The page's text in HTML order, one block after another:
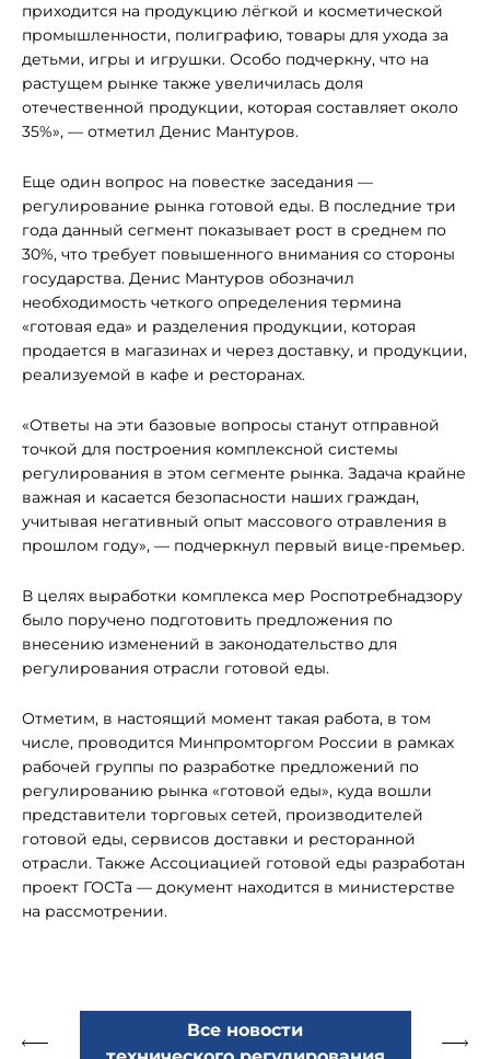
приходится на продукцию лёгкой и косметической
промышленности, полиграфию, товары для ухода за
детьми, игры и игрушки. Особо подчеркну, что на
растущем рынке также увеличилась доля
отечественной продукции, которая составляет около
35%», — отметил Денис Мантуров.
Еще один вопрос на повестке заседания —
регулирование рынка готовой еды. В последние три
года данный сегмент показывает рост в среднем по
30%, что требует повышенного внимания со стороны
государства. Денис Мантуров обозначил
необходимость четкого определения термина
«готовая еда» и разделения продукции, которая
продается в магазинах и через доставку, и продукции,
реализуемой в кафе и ресторанах.
«Ответы на эти базовые вопросы станут отправной
точкой для построения комплексной системы
регулирования в этом сегменте рынка. Задача крайне
важная и касается безопасности наших граждан,
учитывая негативный опыт массового отравления в
прошлом году», — подчеркнул первый вице-премьер.
В целях выработки комплекса мер Роспотребнадзору
было поручено подготовить предложения по
внесению изменений в законодательство для
регулирования отрасли готовой еды.
Отметим, в настоящий момент такая работа, в том
числе, проводится Минпромторгом России в рамках
рабочей группы по разработке предложений по
регулированию рынка «готовой еды», куда вошли
представители торговых сетей, производителей
готовой еды, сервисов доставки и ресторанной
отрасли. Также Ассоциацией готовой еды разработан
проект ГОСТа — документ находится в министерстве
на рассмотрении.
Все новости